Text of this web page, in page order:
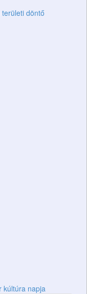
döntő
kúltúra napja